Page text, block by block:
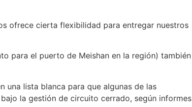
ofrece cierta flexibilidad para entregar nuestros
para el puerto de Meishan en la región) también
una lista blanca para que algunas de las
la gestión de circuito cerrado, según informes